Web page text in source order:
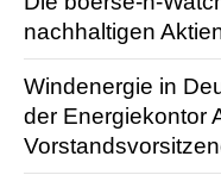
nachhaltigen
Windenergie in
der Energiekontor